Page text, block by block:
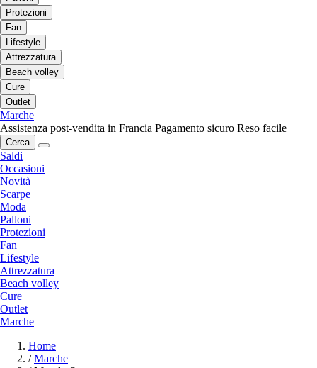
Protezioni
Fan
Lifestyle
Attrezzatura
Beach volley
Cure
Outlet
Marche
Assistenza post-vendita in Francia Pagamento sicuro Reso facile
Cerca
Saldi
Occasioni
Novità
Scarpe
Moda
Palloni
Protezioni
Fan
Lifestyle
Attrezzatura
Beach volley
Cure
Outlet
Marche
Home
/ Marche